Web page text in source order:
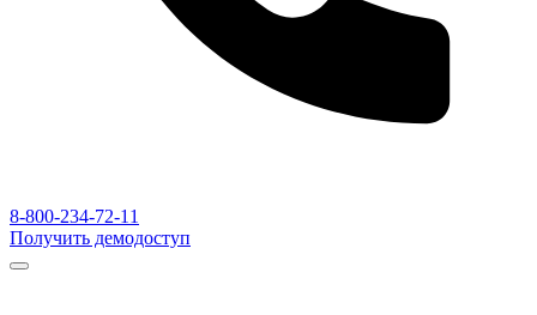
8-800-234-72-11
Получить демодоступ